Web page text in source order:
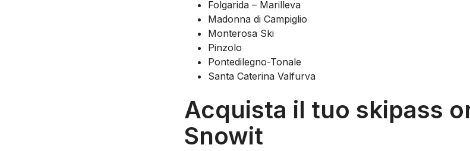
Folgarida – Marilleva
Madonna di Campiglio
Monterosa Ski
Pinzolo
Pontedilegno-Tonale
Santa Caterina Valfurva
Acquista il tuo skipass
Snowit